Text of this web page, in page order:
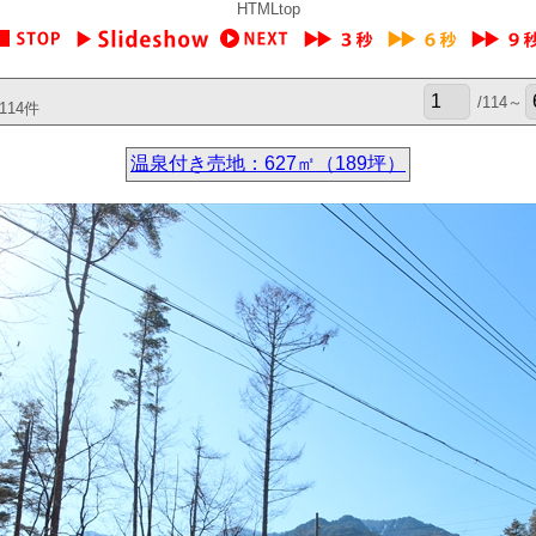
HTMLtop
件 /114～
温泉付き売地：627㎡（189坪）